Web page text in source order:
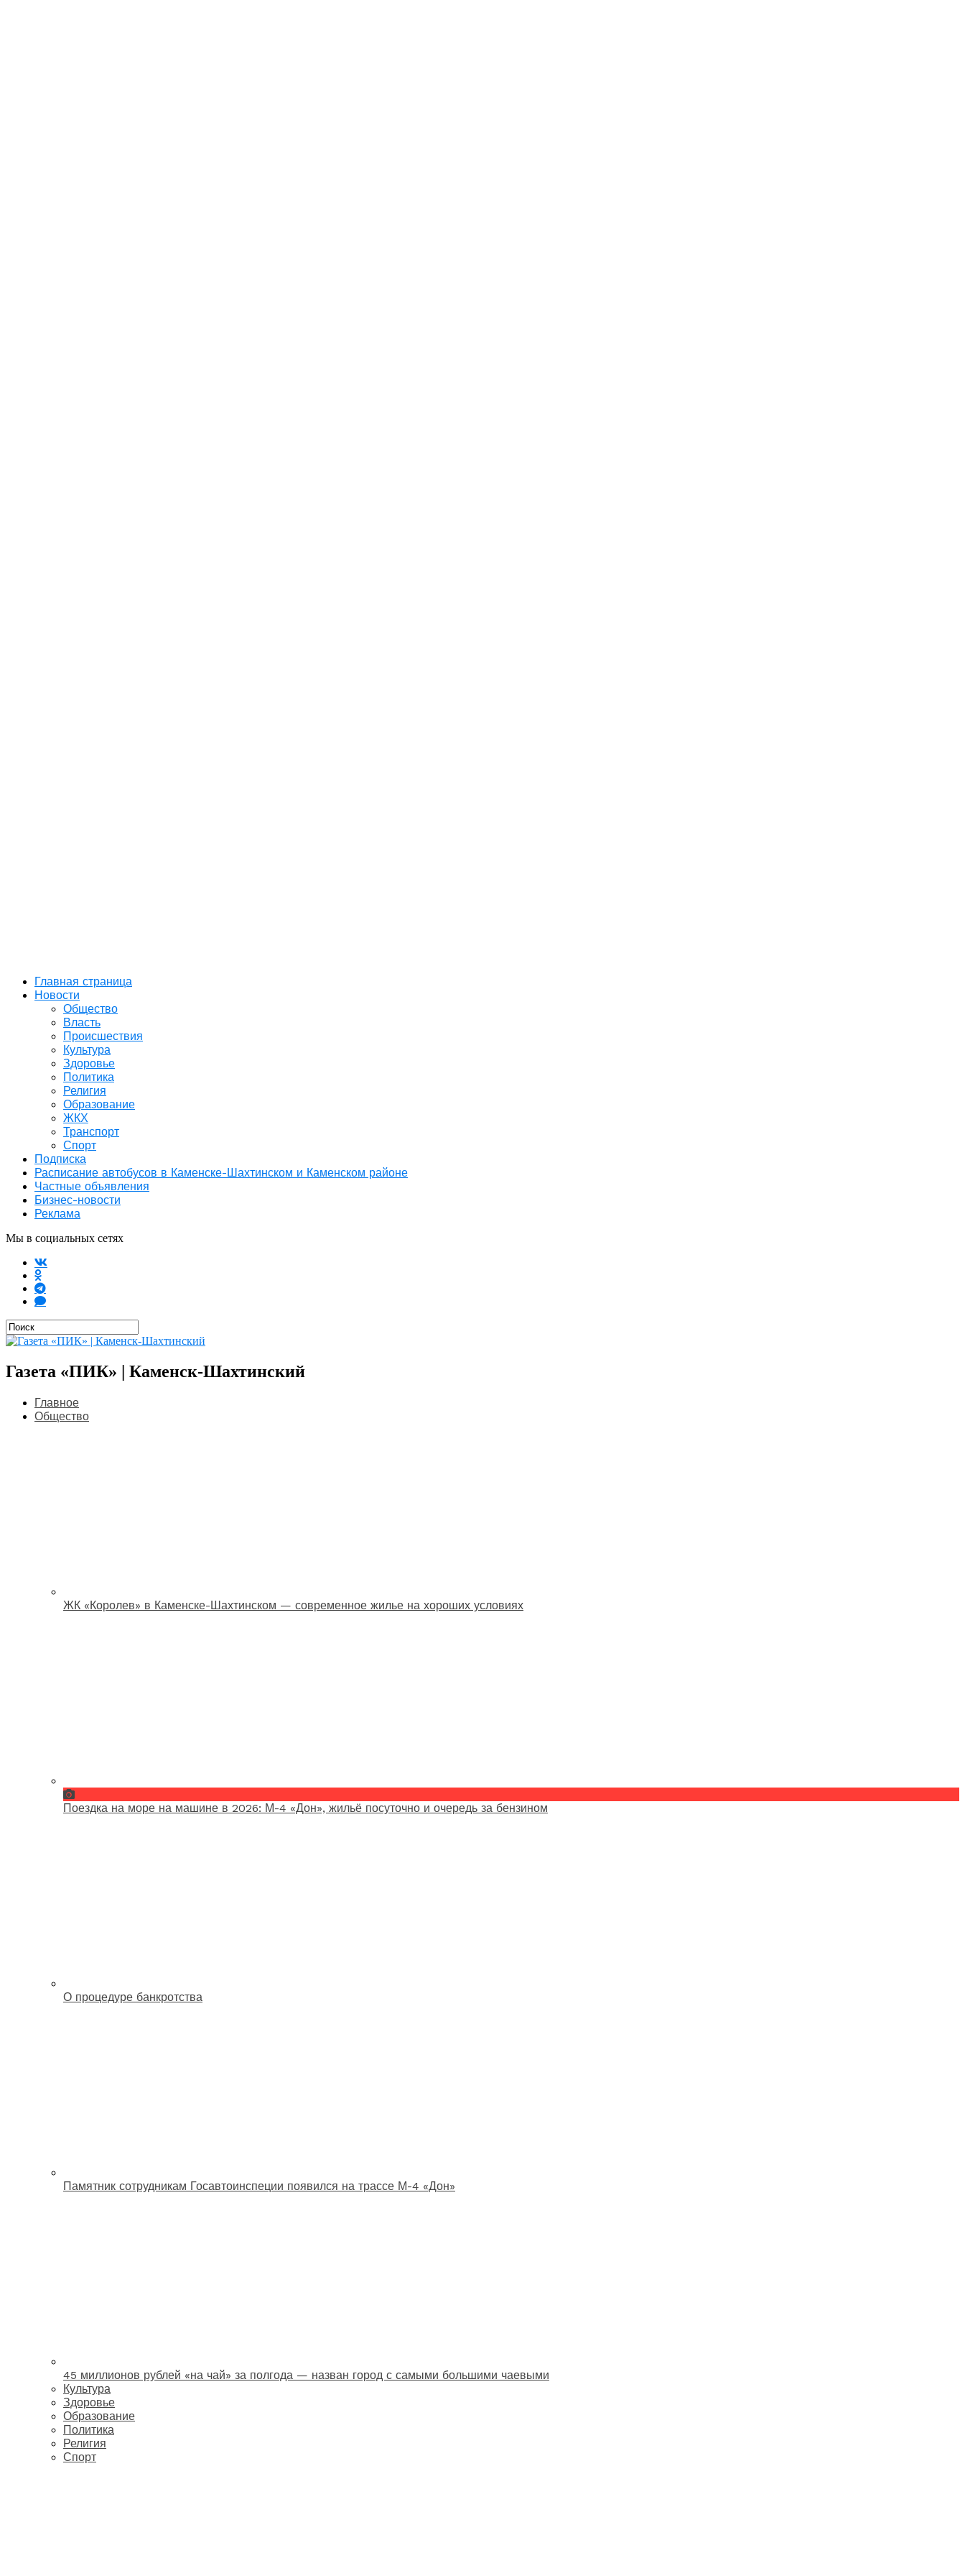
Главная страница
Новости
Общество
Власть
Происшествия
Культура
Здоровье
Политика
Религия
Образование
ЖКХ
Транспорт
Спорт
Подписка
Расписание автобусов в Каменске-Шахтинском и Каменском районе
Частные объявления
Бизнес-новости
Реклама
Мы в социальных сетях
Газета «ПИК» | Каменск-Шахтинский
Главное
Общество
ЖК «Королев» в Каменске-Шахтинском — современное жилье на хороших условиях
Поездка на море на машине в 2026: М-4 «Дон», жильё посуточно и очередь за бензином
О процедуре банкротства
Памятник сотрудникам Госавтоинспеции появился на трассе М-4 «Дон»
45 миллионов рублей «на чай» за полгода — назван город с самыми большими чаевыми
Культура
Здоровье
Образование
Политика
Религия
Спорт